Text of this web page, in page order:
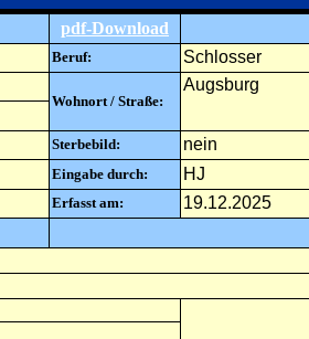
pdf-Download
Beruf: Schlosser
Wohnort / Straße:
Augsburg
Sterbebild: nein
Eingabe durch: HJ
Erfasst am: 19.12.2025